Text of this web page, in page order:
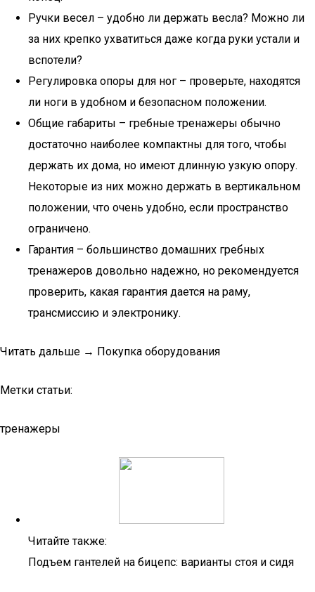
Ручки весел – удобно ли держать весла? Можно ли
за них крепко ухватиться даже когда руки устали и
вспотели?
Регулировка опоры для ног – проверьте, находятся
ли ноги в удобном и безопасном положении.
Общие габариты – гребные тренажеры обычно
достаточно наиболее компактны для того, чтобы
держать их дома, но имеют длинную узкую опору.
Некоторые из них можно держать в вертикальном
положении, что очень удобно, если пространство
ограничено.
Гарантия – большинство домашних гребных
тренажеров довольно надежно, но рекомендуется
проверить, какая гарантия дается на раму,
трансмиссию и электронику.
Читать дальше → Покупка оборудования
Метки статьи:
тренажеры
Читайте также:
Подъем гантелей на бицепс: варианты стоя и сидя